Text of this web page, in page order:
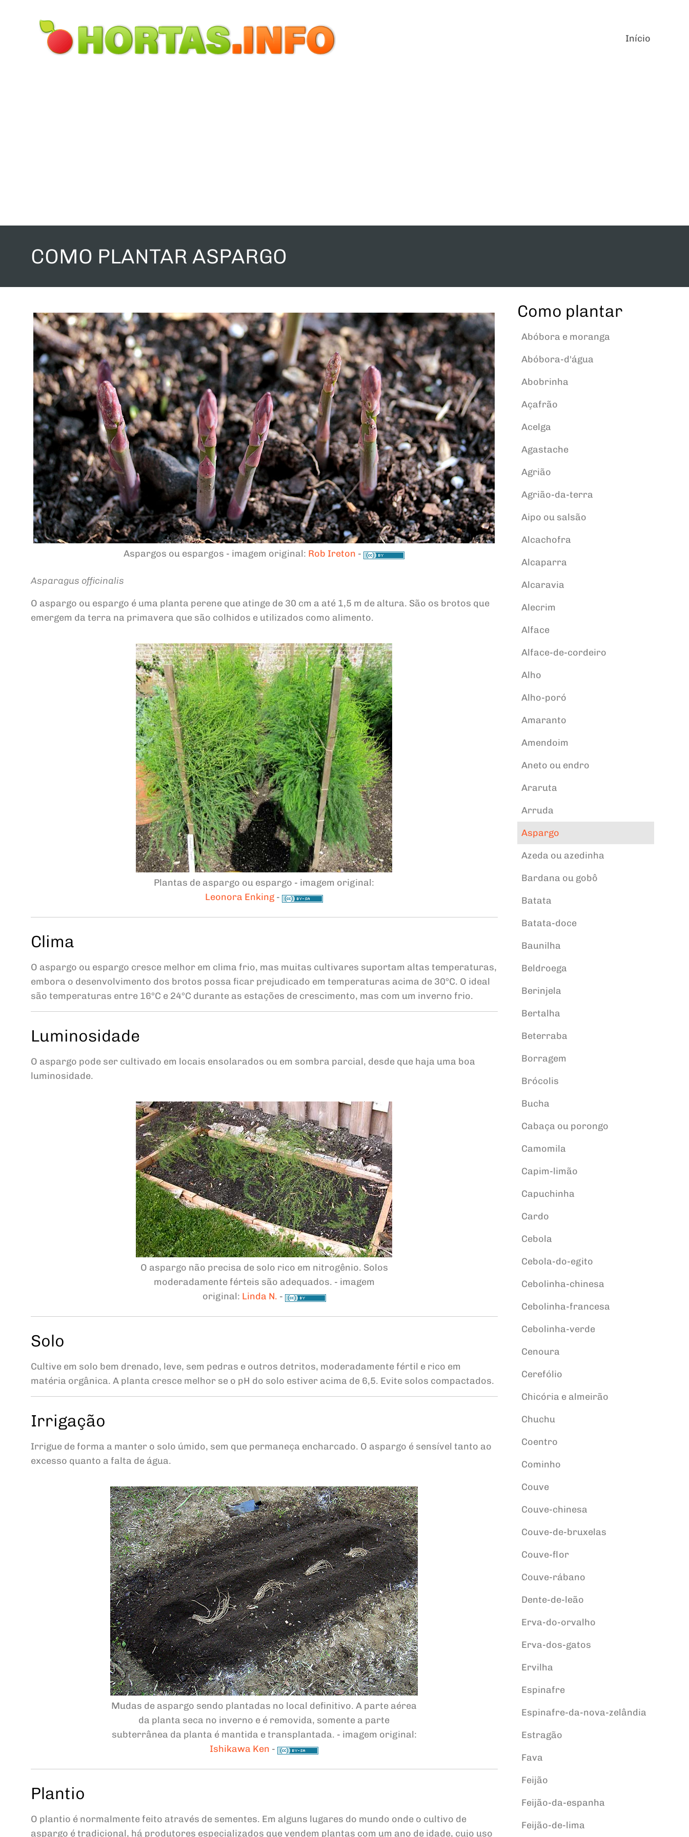
Início
COMO PLANTAR ASPARGO
Aspargos ou espargos - imagem original: Rob Ireton -
Asparagus officinalis
O aspargo ou espargo é uma planta perene que atinge de 30 cm a até 1,5 m de altura. São os brotos que
emergem da terra na primavera que são colhidos e utilizados como alimento.
Plantas de aspargo ou espargo - imagem original:
Leonora Enking -
Clima
O aspargo ou espargo cresce melhor em clima frio, mas muitas cultivares suportam altas temperaturas,
embora o desenvolvimento dos brotos possa ficar prejudicado em temperaturas acima de 30°C. O ideal
são temperaturas entre 16°C e 24°C durante as estações de crescimento, mas com um inverno frio.
Luminosidade
O aspargo pode ser cultivado em locais ensolarados ou em sombra parcial, desde que haja uma boa
luminosidade.
O aspargo não precisa de solo rico em nitrogênio. Solos
moderadamente férteis são adequados. - imagem
original: Linda N. -
Solo
Cultive em solo bem drenado, leve, sem pedras e outros detritos, moderadamente fértil e rico em
matéria orgânica. A planta cresce melhor se o pH do solo estiver acima de 6,5. Evite solos compactados.
Irrigação
Irrigue de forma a manter o solo úmido, sem que permaneça encharcado. O aspargo é sensível tanto ao
excesso quanto a falta de água.
Mudas de aspargo sendo plantadas no local definitivo. A parte aérea
da planta seca no inverno e é removida, somente a parte
subterrânea da planta é mantida e transplantada. - imagem original:
Ishikawa Ken -
Plantio
O plantio é normalmente feito através de sementes. Em alguns lugares do mundo onde o cultivo de
aspargo é tradicional, há produtores especializados que vendem plantas com um ano de idade, cujo uso
Como plantar
Abóbora e moranga
Abóbora-d'água
Abobrinha
Açafrão
Acelga
Agastache
Agrião
Agrião-da-terra
Aipo ou salsão
Alcachofra
Alcaparra
Alcaravia
Alecrim
Alface
Alface-de-cordeiro
Alho
Alho-poró
Amaranto
Amendoim
Aneto ou endro
Araruta
Arruda
Aspargo
Azeda ou azedinha
Bardana ou gobô
Batata
Batata-doce
Baunilha
Beldroega
Berinjela
Bertalha
Beterraba
Borragem
Brócolis
Bucha
Cabaça ou porongo
Camomila
Capim-limão
Capuchinha
Cardo
Cebola
Cebola-do-egito
Cebolinha-chinesa
Cebolinha-francesa
Cebolinha-verde
Cenoura
Cerefólio
Chicória e almeirão
Chuchu
Coentro
Cominho
Couve
Couve-chinesa
Couve-de-bruxelas
Couve-flor
Couve-rábano
Dente-de-leão
Erva-do-orvalho
Erva-dos-gatos
Ervilha
Espinafre
Espinafre-da-nova-zelândia
Estragão
Fava
Feijão
Feijão-da-espanha
Feijão-de-lima